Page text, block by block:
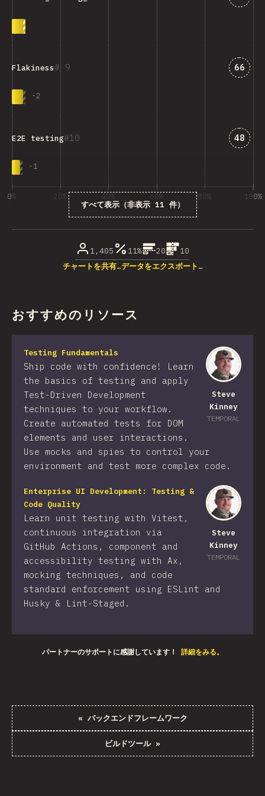
9
Flakiness
-2
「
66
10
E2E testing
-1
「E2E
48
すべて表示（非表示 11 件）
0% 20% 40% 60% 80% 100%
1,405 11% 20
10
チャートを共有…データをエクスポート…
おすすめのリソース
Steve
Kinney
TEMPORAL
Testing Fundamentals
Ship code with confidence! Learn
the basics of testing and apply
Test-Driven Development
techniques to your workflow.
Create automated tests for DOM
elements and user interactions.
Use mocks and spies to control your
environment and test more complex code.
Steve
Kinney
TEMPORAL
Enterprise UI Development: Testing &
Code Quality
Learn unit testing with Vitest,
continuous integration via
GitHub Actions, component and
accessibility testing with Ax,
mocking techniques, and code
standard enforcement using ESLint and
Husky & Lint-Staged.
パートナーのサポートに感謝しています！ 詳細をみる。
« バックエンドフレームワーク
ビルドツール»